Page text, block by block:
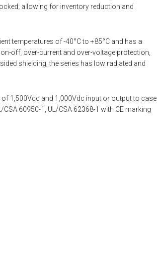
allowing for inventory reduction and
temperatures of -40°C to +85°C and has a
off, over-current and over-voltage protection,
shielding, the series has low radiated and
1,500Vdc and 1,000Vdc input or output to case.
60950-1, UL/CSA 62368-1 with CE marking